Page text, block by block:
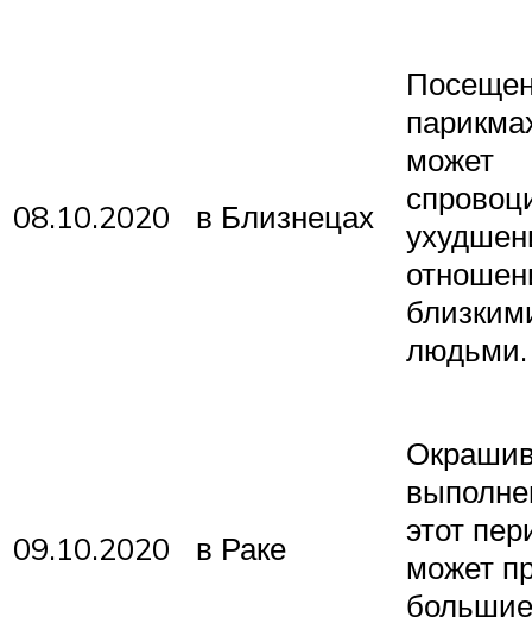
08.10.2020 в Близнецах
может
людьми.
09.10.2020 в Раке
этот
может
большие